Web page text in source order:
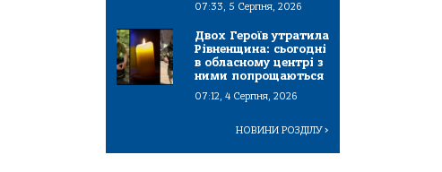
07:33, 5 Серпня, 2026
Двох Героїв утратила
Рівненщина: сьогодні
в обласному центрі з
ними попрощаються
07:12, 4 Серпня, 2026
НОВИНИ РОЗДІЛУ>